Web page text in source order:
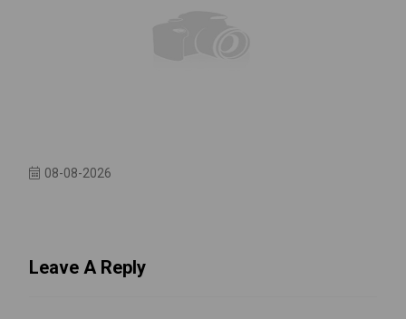
08-08-2026
Leave A Reply